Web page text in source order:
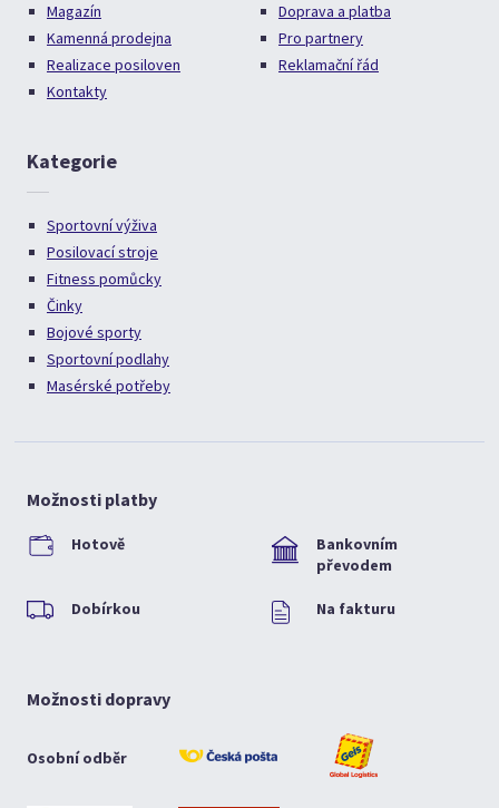
Magazín
Kamenná prodejna
Realizace posiloven
Kontakty
Doprava a platba
Pro partnery
Reklamační řád
Kategorie
Sportovní výživa
Posilovací stroje
Fitness pomůcky
Činky
Bojové sporty
Sportovní podlahy
Masérské potřeby
Možnosti platby
Hotově
Bankovním
převodem
Dobírkou Na fakturu
Možnosti dopravy
Osobní odběr